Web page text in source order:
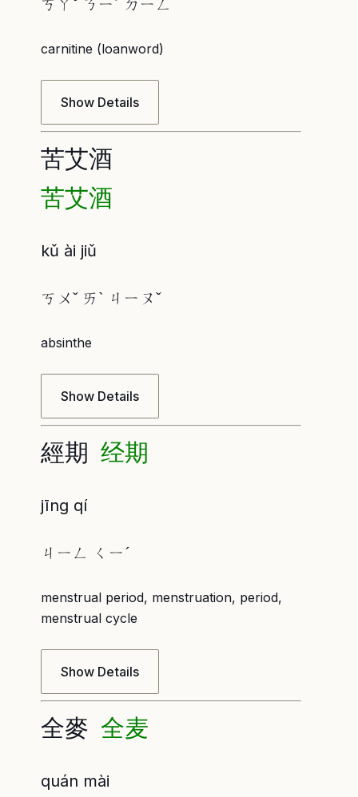
ㄎㄚˇ ㄋㄧˊ ㄉㄧㄥ
carnitine (loanword)
Show Details
苦艾酒
苦艾酒
kǔ ài jiǔ
ㄎㄨˇ ㄞˋ ㄐㄧㄡˇ
absinthe
Show Details
經期 经期
jīng qí
ㄐㄧㄥ ㄑㄧˊ
menstrual period, menstruation, period,
menstrual cycle
Show Details
全麥 全麦
quán mài